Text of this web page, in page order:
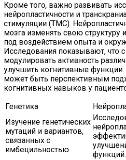
Кроме того, важно развивать
нейропластичности и
стимуляции (ТМС).
мозга изменять свою структуру
под воздействием опыта и
Исследования показывают,
модулировать активность
улучшить когнитивные
может быть перспективным
когнитивных навыков у
Генетика
Изучение генетических
мутаций и вариантов,
связанных с
имбецильностью.
функций.